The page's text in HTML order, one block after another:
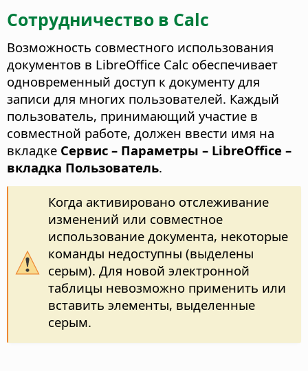
Сотрудничество в Calc
Возможность совместного использования
документов в LibreOffice Calc обеспечивает
одновременный доступ к документу для
записи для многих пользователей. Каждый
пользователь, принимающий участие в
совместной работе, должен ввести имя на
вкладке Сервис – Параметры – LibreOffice –
вкладка Пользователь.
Когда активировано отслеживание
изменений или совместное
использование документа, некоторые
команды недоступны (выделены
серым). Для новой электронной
таблицы невозможно применить или
вставить элементы, выделенные
серым.